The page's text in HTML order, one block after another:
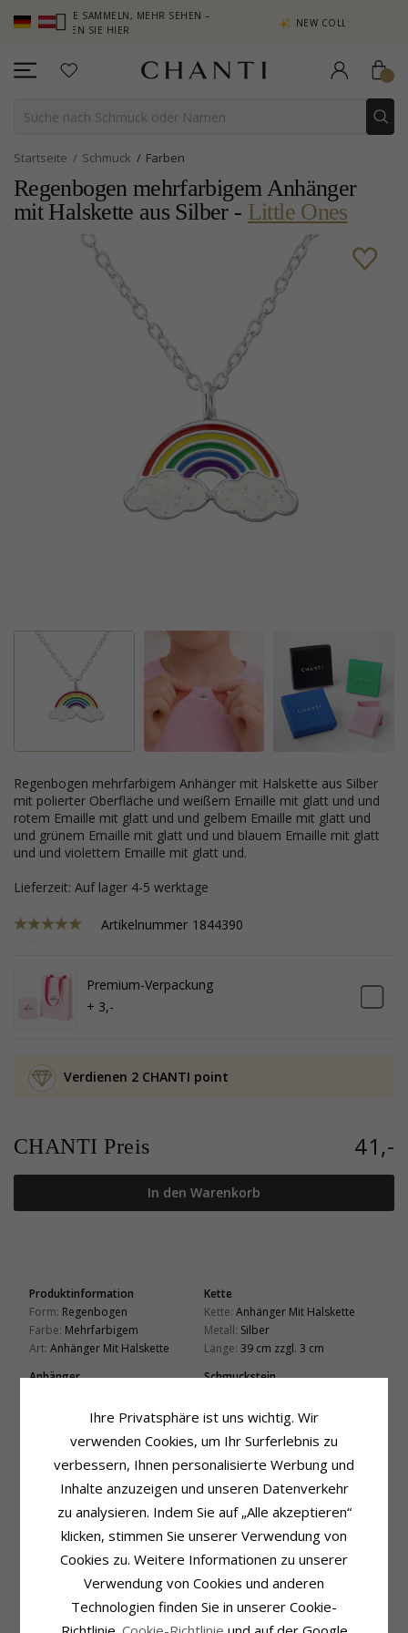
SAMMELN, MEHR SEHEN –
SIE HIER
NEW COLLECTION | AURA
Startseite Schmuck Farben
Regenbogen mehrfarbigem Anhänger
mit Halskette aus Silber - Little Ones
Regenbogen mehrfarbigem Anhänger mit Halskette aus Silber
mit polierter Oberfläche und weißem Emaille mit glatt und und
rotem Emaille mit glatt und und gelbem Emaille mit glatt und
und grünem Emaille mit glatt und und blauem Emaille mit glatt
und und violettem Emaille mit glatt und.
Lieferzeit: Auf lager 4-5 werktage
Artikelnummer 1844390
Premium-Verpackung
+ 3,-
Verdienen 2 CHANTI point
CHANTI Preis 41,-
In den Warenkorb
Produktinformation
Form: Regenbogen
Farbe: Mehrfarbigem
Art: Anhänger Mit Halskette
Kette
Kette: Anhänger Mit Halskette
Metall: Silber
Länge: 39 cm zzgl. 3 cm
Anhänger
Little Ones
Schmuckstein
Farbe: Weißem
Emaille
Schmuckstein
Farbe:Rotem
Schmuckstein:Emaille
Schmuckstein
Farbe: Gelbem
Schmuckstein: Emaille
Schmuckstein
Schliff:Glatt
Grünem
Schmuckstein
Schliff:Glatt
Farbe:Blauem
Schmuckstein
Fassung
Ihre Privatsphäre ist uns wichtig. Wir
verwenden Cookies, um Ihr Surferlebnis zu
verbessern, Ihnen personalisierte Werbung und
Inhalte anzuzeigen und unseren Datenverkehr
zu analysieren. Indem Sie auf „Alle akzeptieren“
klicken, stimmen Sie unserer Verwendung von
Cookies zu. Weitere Informationen zu unserer
Verwendung von Cookies und anderen
Technologien finden Sie in unserer Cookie-